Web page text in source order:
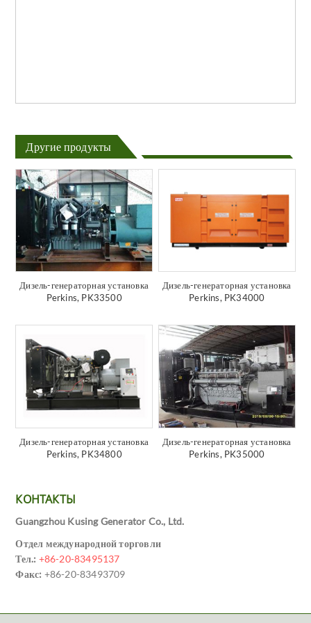
Другие продукты
Дизель-генераторная установка
Perkins, PK33500
Дизель-генераторная установка
Perkins, PK34000
Дизель-генераторная установка
Perkins, PK34800
Дизель-генераторная установка
Perkins, PK35000
КОНТАКТЫ
Guangzhou Kusing Generator Co., Ltd.
Отдел международной торговли
Тел.: +86-20-83495137
Факс: +86-20-83493709